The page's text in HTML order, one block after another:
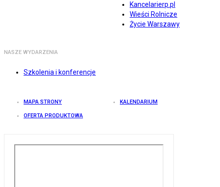
Kancelarierp.pl
Wieści Rolnicze
Życie Warszawy
NASZE WYDARZENIA
Szkolenia i konferencje
MAPA STRONY KALENDARIUM
OFERTA PRODUKTOWA